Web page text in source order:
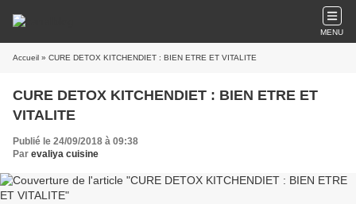
MENU
Accueil » CURE DETOX KITCHENDIET : BIEN ETRE ET VITALITE
CURE DETOX KITCHENDIET : BIEN ETRE ET
VITALITE
Publié le 24/09/2018 à 09:38
Par evaliya cuisine